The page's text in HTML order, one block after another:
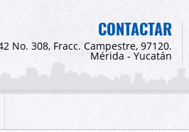
CONTACTAR
No. 308, Fracc. Campestre, 97120.
Mérida - Yucatán